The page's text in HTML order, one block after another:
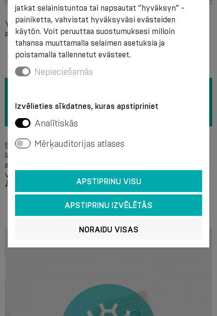
Yksittäinen yhteensopimattomuus jonkin tuotteen
ainesosan kanssa.
Suosittelemme pesua käsin saippualiuoksessa + 40 °C:n
lämpötilassa ilman valkaisuaineita. Älä käytä kemiallisia
aineita puhdistukseen. On suositeltavaa puristaa vettä
varovasti vääntämättä ja kuivata tuote levinneellä tavalla.
Älä raudasta.
jatkat selainistuntoa tai napsautat ”hyväksyn” -
painiketta, vahvistat hyväksyväsi evästeiden
käytön. Voit peruuttaa suostumuksesi milloin
tahansa muuttamalla selaimen asetuksia ja
poistamalla tallennetut evästeet.
Nepieciešamās
Izvēlieties sīkdatnes, kuras apstipriniet
Analītiskās
Mērķauditorijas atlases
APSTIPRINU VISU
APSTIPRINU IZVĒLĒTĀS
NORAIDU VISAS